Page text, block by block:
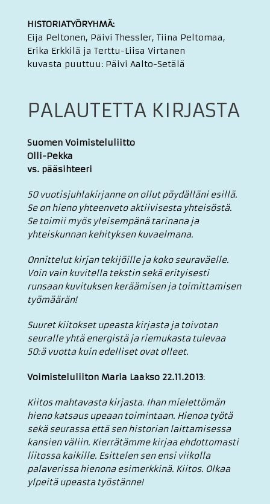
HISTORIATYÖRYHMÄ:
Eija Peltonen, Päivi Thessler, Tiina Peltomaa,
Erika Erkkilä ja Terttu-Liisa Virtanen
kuvasta puuttuu: Päivi Aalto-Setälä
PALAUTETTA KIRJASTA
Suomen Voimisteluliitto
Olli-Pekka
vs. pääsihteeri
50 vuotisjuhlakirjanne on ollut pöydälläni esillä.
Se on hieno yhteenveto aktiivisesta yhteisöstä.
Se toimii myös yleisempänä tarinana ja
yhteiskunnan kehityksen kuvaelmana.
Onnittelut kirjan tekijöille ja koko seuraväelle.
Voin vain kuvitella tekstin sekä erityisesti
runsaan kuvituksen keräämisen ja toimittamisen
työmäärän!
Suuret kiitokset upeasta kirjasta ja toivotan
seuralle yhtä energistä ja riemukasta tulevaa
50:ä vuotta kuin edelliset ovat olleet.
Voimisteluliiton Maria Laakso 22.11.2013:
Kiitos mahtavasta kirjasta. Ihan mielettömän
hieno katsaus upeaan toimintaan. Hienoa työtä
sekä seurassa että sen historian laittamisessa
kansien väliin. Kierrätämme kirjaa ehdottomasti
liitossa kaikille. Esittelen sen ensi viikolla
palaverissa hienona esimerkkinä. Kiitos. Olkaa
ylpeitä upeasta työstänne!